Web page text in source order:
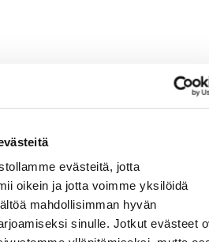
evästeitä, jotta
oikein ja jotta voimme yksilöidä
mahdollisimman hyvän
sinulle. Jotkut evästeet